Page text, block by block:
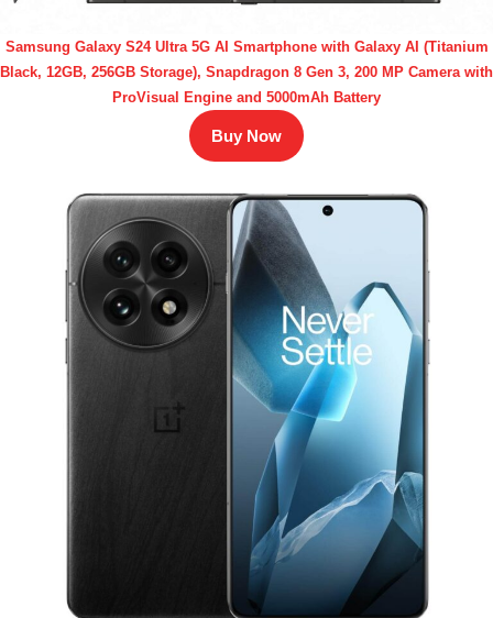
Samsung Galaxy S24 Ultra 5G AI Smartphone with Galaxy AI (Titanium
Black, 12GB, 256GB Storage), Snapdragon 8 Gen 3, 200 MP Camera with
ProVisual Engine and 5000mAh Battery
Buy Now